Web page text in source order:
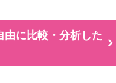
に比較・分析した